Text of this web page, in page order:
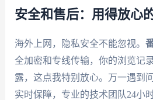
安全和售后：用得放心
海外上网，隐私安全不能忽视。
全加密和专线传输，你的浏览记
露，这点我特别放心。万一遇到
实时保障，专业的技术团队24